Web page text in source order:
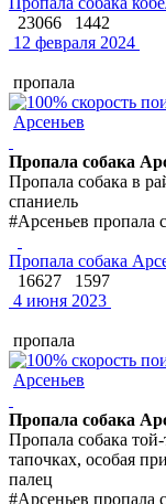
23066
1442
12 февраля 2024
пропала
Арсеньев
Пропала собака
Пропала собака в
спаниель
#Арсеньев пропала
Пропала собака
16627
1597
4 июня 2023
пропала
Арсеньев
Пропала собака
Пропала собака
тапочках, особая
палец
#Арсеньев пропала